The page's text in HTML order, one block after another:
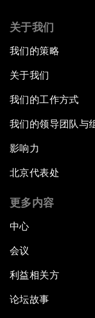
关于我们
我们的策略
关于我们
我们的工作方式
我们的领导团队与
影响力
北京代表处
更多内容
中心
会议
利益相关方
论坛故事